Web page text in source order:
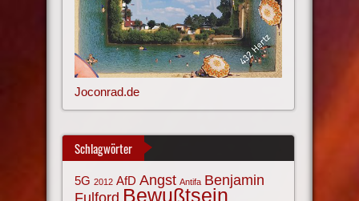
Joconrad.de
Schlagwörter
5G 2012 AfD Angst Antifa Benjamin
Fulford Bewußtsein